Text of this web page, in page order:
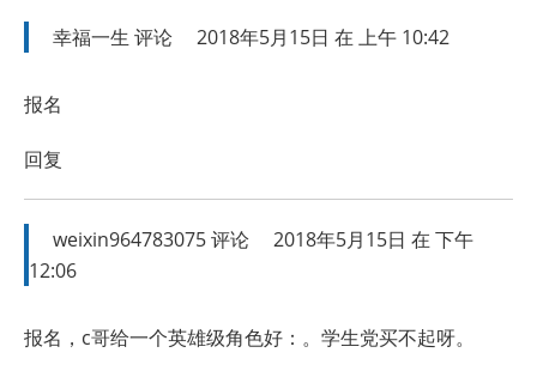
幸福一生 评论 2018年5月15日 在 上午 10:42
报名
回复
weixin964783075评论
2018年5月15日 在 下午
12:06
报名，c哥给一个英雄级角色好：。学生党买不起呀。